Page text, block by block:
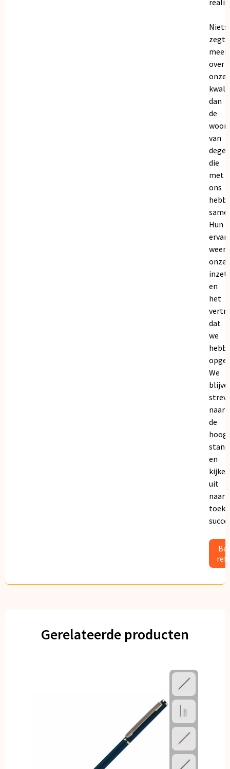
Niets
zegt
meer
over
onze
dan
de
van
die
met
ons
Hun
onze
inzet
en
het
dat
we
We
naar
de
en
kijken
uit
naar
Gerelateerde producten